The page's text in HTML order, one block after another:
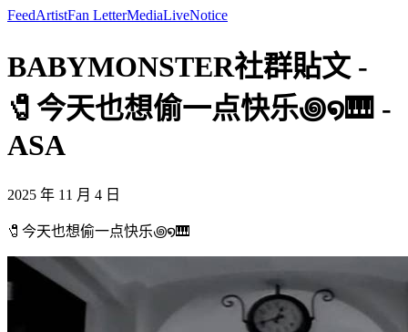
FeedArtistFan LetterMediaLiveNotice
BABYMONSTER社群貼文 -
🧷今天也想偷一点快乐꩜໑🎹 -
ASA
2025 年 11 月 4 日
🧷今天也想偷一点快乐꩜໑🎹